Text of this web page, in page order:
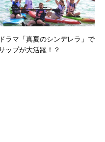
ドラマ「真夏のシンデレラ」で
ップが大活躍！？